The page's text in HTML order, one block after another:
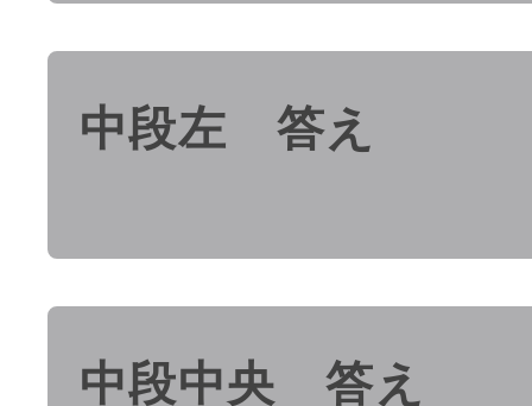
中段左 答え
中段中央 答え